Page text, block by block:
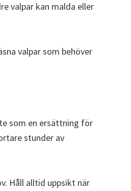
valpar kan malda eller
valpar som behöver
som en ersättning för
stunder av
Håll alltid uppsikt när